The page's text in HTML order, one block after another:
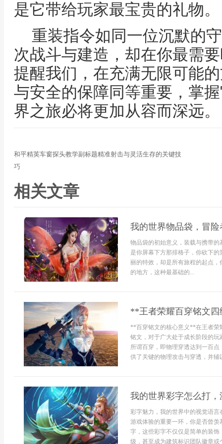
是它带给玩家最宝贵的礼物。
重装指令如同一位沉默的
次战斗与建造，却在你最需
提醒我们，在充满无限可能
与安全的保障同等重要，掌
界之旅必将更加从容而深远。
和平精英车窗探头教学副标题精准射击与灵活生存的关键技
巧
相关文章
我的世界物品袋，冒
物品袋的初始意义，装载与携带
是你屏幕下方那排格子，你砍下
丽的特效，却是所有旅程的起点
的地方，这种最基础的...
**王者荣耀百穿铭文
**百穿铭文的核心意义**在王者荣
铭文，对于广大处于成长阶段的
所谓百穿，即物理穿透达到一百点
供了关键的物理攻击与穿透，并
我的世界彩字怎么打
彩字魅力，我的世界中的视觉语
游戏体验的重要一环，你是否曾
字，这些彩字不仅仅是简单的装
级，甚至成为建筑标识团队徽章